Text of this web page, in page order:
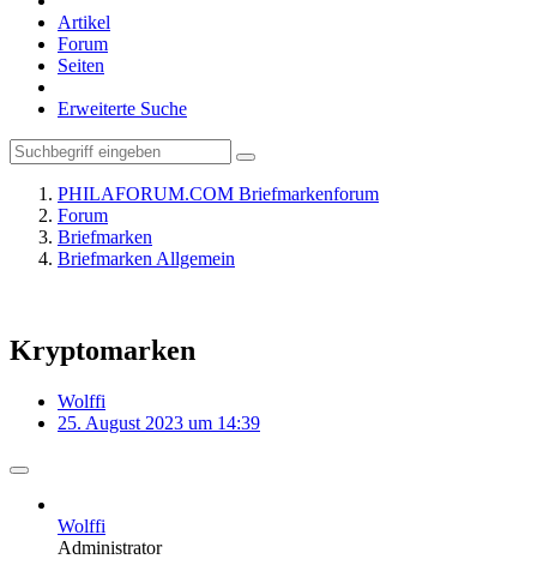
Artikel
Forum
Seiten
Erweiterte Suche
PHILAFORUM.COM Briefmarkenforum
Forum
Briefmarken
Briefmarken Allgemein
Kryptomarken
Wolffi
25. August 2023 um 14:39
Wolffi
Administrator